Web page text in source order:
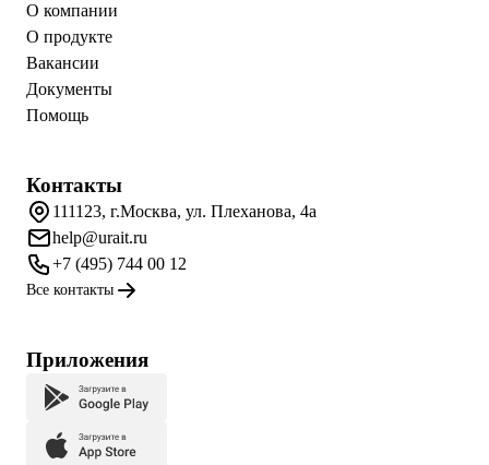
О компании
О продукте
Вакансии
Документы
Помощь
Контакты
111123, г.Москва, ул. Плеханова, 4а
help@urait.ru
+7 (495) 744 00 12
Все контакты
Приложения